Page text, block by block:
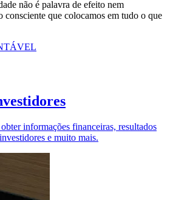
não é palavra de efeito nem
que colocamos em tudo o que
informações financeiras, resultados
e muito mais.